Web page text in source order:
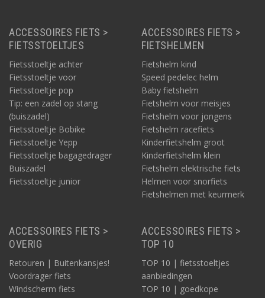
ACCESSOIRES FIETS >
FIETSSTOELTJES
Fietsstoeltje achter
Fietsstoeltje voor
Fietsstoeltje pop
Tip: een zadel op stang
(buiszadel)
Fietsstoeltje Bobike
Fietsstoeltje Yepp
Fietsstoeltje bagagedrager
Buiszadel
Fietsstoeltje junior
ACCESSOIRES FIETS >
FIETSHELMEN
Fietshelm kind
Speed pedelec helm
Baby fietshelm
Fietshelm voor meisjes
Fietshelm voor jongens
Fietshelm racefiets
Kinderfietshelm groot
Kinderfietshelm klein
Fietshelm elektrische fiets
Helmen voor snorfiets
Fietshelmen met keurmerk
ACCESSOIRES FIETS >
OVERIG
Retouren | Buitenkansjes!
Voordrager fiets
Windscherm fiets
ACCESSOIRES FIETS >
TOP 10
TOP 10 | fietsstoeltjes
aanbiedingen
TOP 10 | goedkope